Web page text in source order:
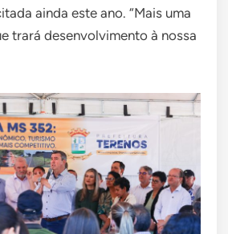
ainda este ano. “Mais uma
trará desenvolvimento à nossa